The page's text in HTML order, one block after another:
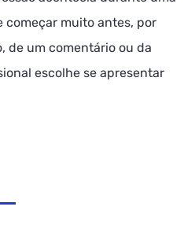
começar muito antes, por
de um comentário ou da
escolhe se apresentar